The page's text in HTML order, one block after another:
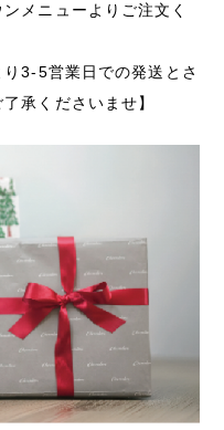
メニューよりご注文く
り3-5営業日での発送とさ
承くださいませ】